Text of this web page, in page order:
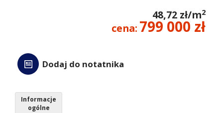
kredyt
48,72 zł/m2
cena: 799 000 zł
Dodaj do notatnika
Informacje
ogólne